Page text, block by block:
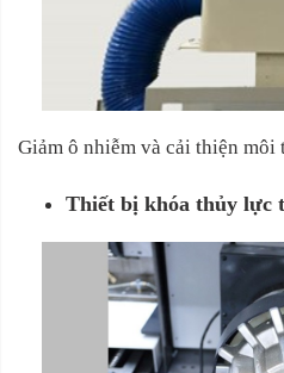
Giảm ô nhiễm và cải thiện môi
Thiết bị khóa thủy lực